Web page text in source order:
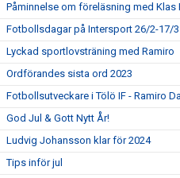
Påminnelse om föreläsning med Klas
Fotbollsdagar på Intersport 26/2-17/3
Lyckad sportlovsträning med Ramiro
Ordförandes sista ord 2023
Fotbollsutveckare i Tölö IF - Ramiro
God Jul & Gott Nytt År!
Ludvig Johansson klar för 2024
Tips inför jul